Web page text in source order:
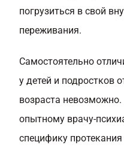
погрузиться в свой
переживания.
Самостоятельно
у детей и подростков
возраста
опытному врачу-
специфику